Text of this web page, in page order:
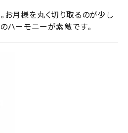
お月様を丸く切り取るのが少し
ハーモニーが素敵です。